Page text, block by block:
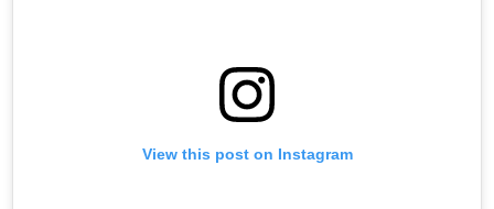
View this post on Instagram